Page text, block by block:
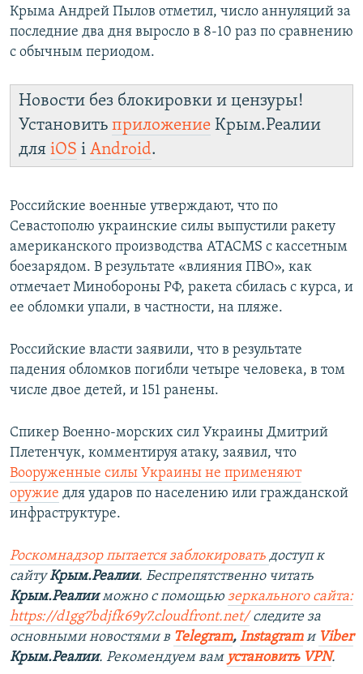
Крыма Андрей Пылов отметил, число аннуляций за
последние два дня выросло в 8-10 раз по сравнению
с обычным периодом.
Новости без блокировки и цензуры!
Установить приложение Крым.Реалии
для iOS і Android.
Российские военные утверждают, что по
Севастополю украинские силы выпустили ракету
американского производства ATACMS с кассетным
боезарядом. В результате «влияния ПВО», как
отмечает Минобороны РФ, ракета сбилась с курса, и
ее обломки упали, в частности, на пляже.
Российские власти заявили, что в результате
падения обломков погибли четыре человека, в том
числе двое детей, и 151 ранены.
Спикер Военно-морских сил Украины Дмитрий
Плетенчук, комментируя атаку, заявил, что
Вооруженные силы Украины не применяют
оружие для ударов по населению или гражданской
инфраструктуре.
Роскомнадзор пытается заблокировать доступ к
сайтуКрым.Реалии. Беспрепятственно читать
Крым.Реалииможно с помощью зеркального сайта:
https://d1gg7bdjfk69y7.cloudfront.net/следите за
основными новостями в Telegram, Instagramи Viber
Крым.Реалии. Рекомендуем вам установить VPN.